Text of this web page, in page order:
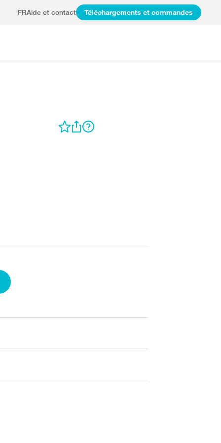
FRAide et contact Téléchargements et commandes